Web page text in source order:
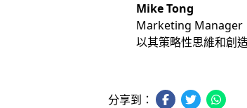
Mike Tong
Marketing Manager
以其策略性思維和創
分享到：